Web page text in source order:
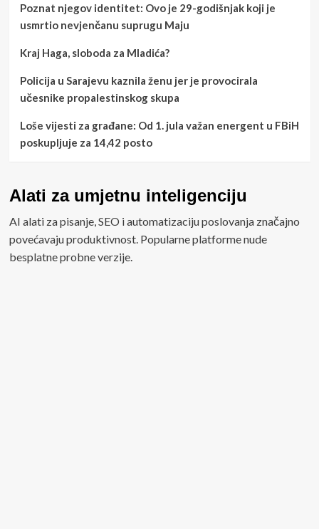
Poznat njegov identitet: Ovo je 29-godišnjak koji je
usmrtio nevjenčanu suprugu Maju
Kraj Haga, sloboda za Mladića?
Policija u Sarajevu kaznila ženu jer je provocirala
učesnike propalestinskog skupa
Loše vijesti za građane: Od 1. jula važan energent u FBiH
poskupljuje za 14,42 posto
Alati za umjetnu inteligenciju
AI alati za pisanje, SEO i automatizaciju poslovanja značajno
povećavaju produktivnost. Popularne platforme nude
besplatne probne verzije.